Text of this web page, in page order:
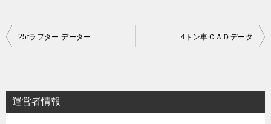
投
ビ
ゲ
25tラフター データー 4トン車ＣＡＤデータ
運営者情報